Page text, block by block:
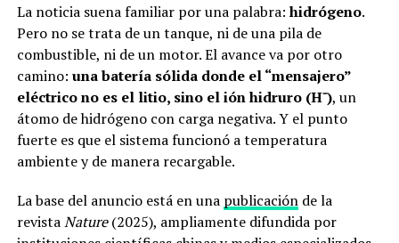
La noticia suena familiar por una palabra:hidrógeno.
Pero no se trata de un tanque, ni de una pila de
combustible, ni de un motor. El avance va por otro
camino: una batería sólida donde el “mensajero”
eléctrico no es el litio, sino el ión hidruro (H⁻), un
átomo de hidrógeno con carga negativa. Y el punto
fuerte es que el sistema funcionó a temperatura
ambiente y de manera recargable.
La base del anuncio está en una publicaciónde la
revistaNature(2025), ampliamente difundida por